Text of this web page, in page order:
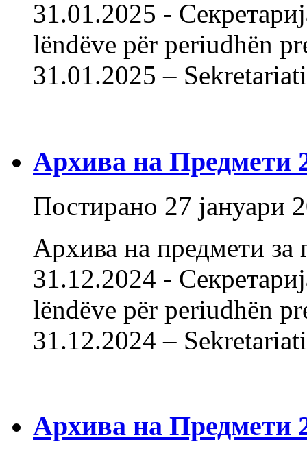
31.01.2025 -
lëndëve për periudhën
31.01.2025 –
Архива на Предмети
Постирано 27 јануари
Архива на предмети
31.12.2024 -
lëndëve për periudhën
31.12.2024 –
Архива на Предмети